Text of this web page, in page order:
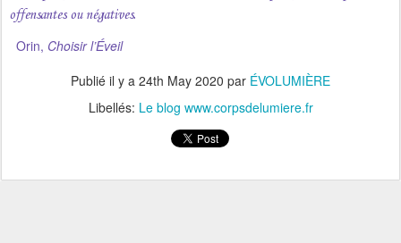
offensantes ou négatives.
Orin, Choisir l’Éveil
Publié il y a 24th May 2020 par ÉVOLUMIÈRE
Libellés: Le blog www.corpsdelumiere.fr